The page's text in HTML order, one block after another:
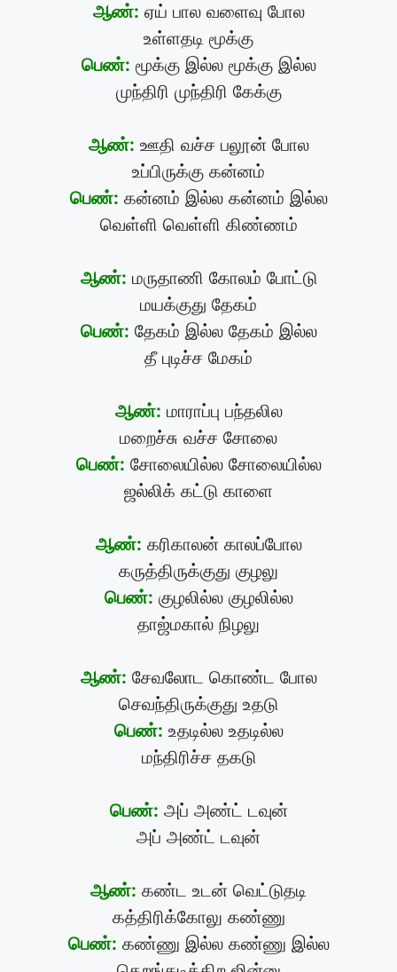
ஆண்: ஏய் பால வளைவு போல
உள்ளதடி மூக்கு
பெண்: மூக்கு இல்ல மூக்கு இல்ல
முந்திரி முந்திரி கேக்கு
ஆண்: ஊதி வச்ச பலூன் போல
உப்பிருக்கு கன்னம்
பெண்: கன்னம் இல்ல கன்னம் இல்ல
வெள்ளி வெள்ளி கிண்ணம்
ஆண்: மருதாணி கோலம் போட்டு
மயக்குது தேகம்
பெண்: தேகம் இல்ல தேகம் இல்ல
தீ புடிச்ச மேகம்
ஆண்: மாராப்பு பந்தலில
மறைச்சு வச்ச சோலை
பெண்: சோலையில்ல சோலையில்ல
ஜல்லிக் கட்டு காளை
ஆண்: கரிகாலன் காலப்போல
கருத்திருக்குது குழலு
பெண்: குழலில்ல குழலில்ல
தாஜ்மகால் நிழலு
ஆண்: சேவலோட கொண்ட போல
செவந்திருக்குது உதடு
பெண்: உதடில்ல உதடில்ல
மந்திரிச்ச தகடு
பெண்: அப் அண்ட் டவுன்
அப் அண்ட் டவுன்
ஆண்: கண்ட உடன் வெட்டுதடி
கத்திரிக்கோலு கண்ணு
பெண்: கண்ணு இல்ல கண்ணு இல்ல